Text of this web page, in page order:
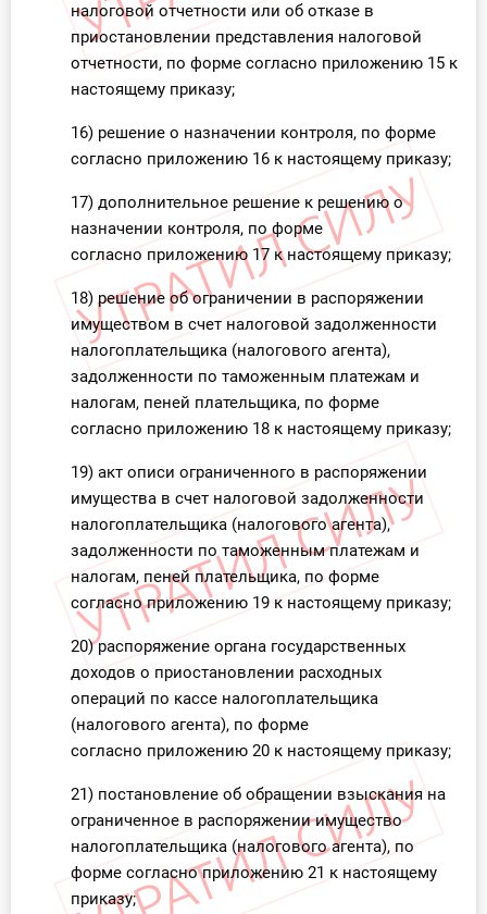
налоговой отчетности или об отказе в
приостановлении представления налоговой
отчетности, по форме согласно приложению 15 к
настоящему приказу;
16) решение о назначении контроля, по форме
согласно приложению 16 к настоящему приказу;
17) дополнительное решение к решению о
назначении контроля, по форме
согласно приложению 17 к настоящему приказу;
18) решение об ограничении в распоряжении
имуществом в счет налоговой задолженности
налогоплательщика (налогового агента),
задолженности по таможенным платежам и
налогам, пеней плательщика, по форме
согласно приложению 18 к настоящему приказу;
19) акт описи ограниченного в распоряжении
имущества в счет налоговой задолженности
налогоплательщика (налогового агента),
задолженности по таможенным платежам и
налогам, пеней плательщика, по форме
согласно приложению 19 к настоящему приказу;
20) распоряжение органа государственных
доходов о приостановлении расходных
операций по кассе налогоплательщика
(налогового агента), по форме
согласно приложению 20 к настоящему приказу;
21) постановление об обращении взыскания на
ограниченное в распоряжении имущество
налогоплательщика (налогового агента), по
форме согласно приложению 21 к настоящему
приказу;